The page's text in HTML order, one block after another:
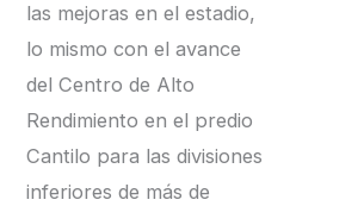
las mejoras en el estadio,
lo mismo con el avance
del Centro de Alto
Rendimiento en el predio
Cantilo para las divisiones
inferiores de más de